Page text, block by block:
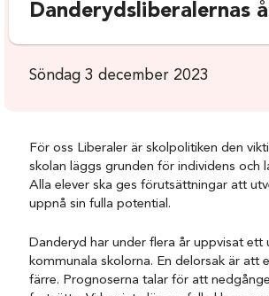
Danderydsliberalernas
Söndag 3 december 2023
För oss Liberaler är skolpolitiken den
skolan läggs grunden för individens och
Alla elever ska ges förutsättningar att
uppnå sin fulla potential.
Danderyd har under flera år uppvisat ett
kommunala skolorna. En delorsak är att
färre. Prognoserna talar för att